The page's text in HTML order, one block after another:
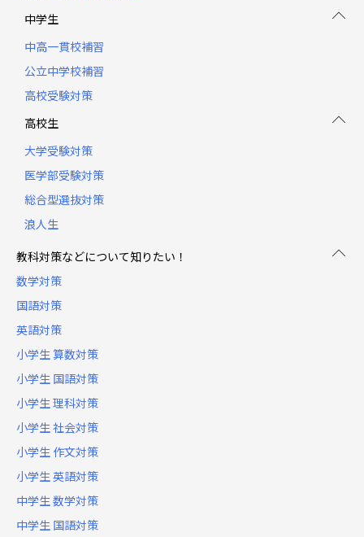
中学生
中高一貫校補習
公立中学校補習
高校受験対策
高校生
大学受験対策
医学部受験対策
総合型選抜対策
浪人生
教科対策などについて知りたい！
数学対策
国語対策
英語対策
小学生 算数対策
小学生 国語対策
小学生 理科対策
小学生 社会対策
小学生 作文対策
小学生 英語対策
中学生 数学対策
中学生 国語対策